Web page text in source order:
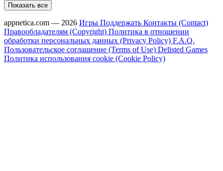
Показать все
appnetica.com — 2026 Игры Поддержать Контакты (Contact)
Правообладателям (Copyright) Политика в отношении
обработки персональных данных (Privacy Policy) F.A.Q.
Пользовательское соглашение (Terms of Use) Delisted Games
Политика использования cookie (Cookie Policy)